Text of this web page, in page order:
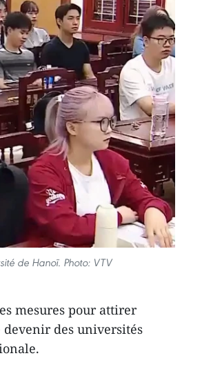
de Hanoï. Photo: VTV
mesures pour attirer
des universités